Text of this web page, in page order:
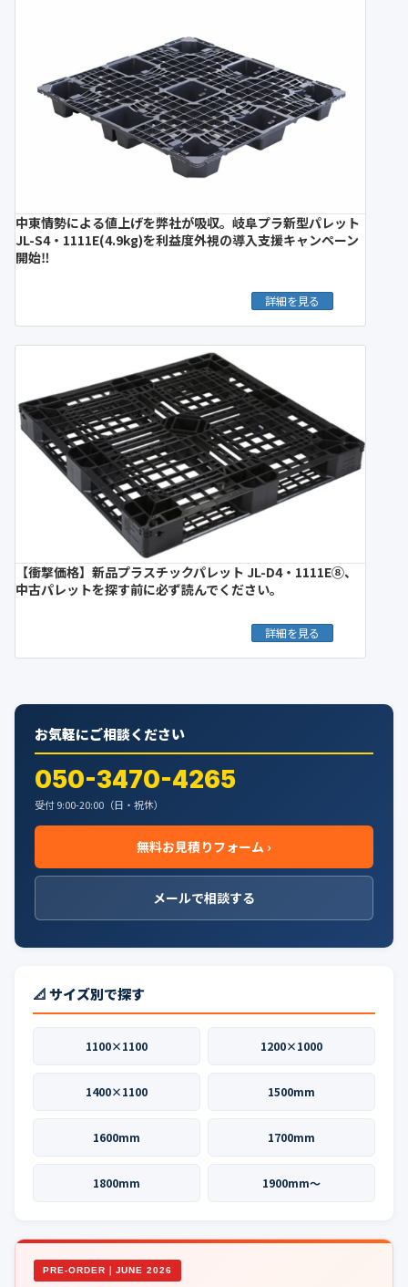
中東情勢による値上げを弊社が吸収。岐阜プラ新型パレット
JL-S4・1111E(4.9kg)を利益度外視の導入支援キャンペーン
開始‼︎
詳細を見る
【衝撃価格】新品プラスチックパレット JL-D4・1111E⑧、
中古パレットを探す前に必ず読んでください。
詳細を見る
お気軽にご相談ください
050-3470-4265
受付 9:00-20:00（日・祝休）
無料お見積りフォーム ›
メールで相談する
📐 サイズ別で探す
1100×1100 1200×1000
1400×1100 1500mm
1600mm 1700mm
1800mm 1900mm〜
PRE-ORDER｜JUNE 2026